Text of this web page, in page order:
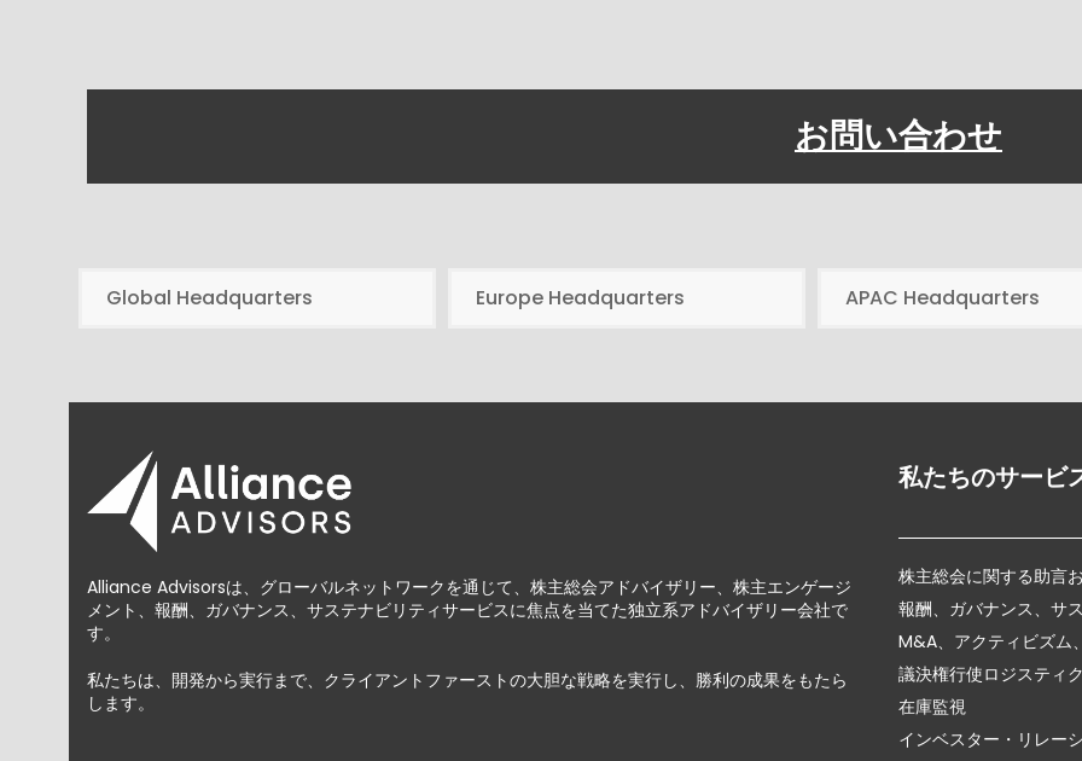
お問い合わせ
Global Headquarters Europe Headquarters APAC Headquarters
Alliance Advisorsは、グローバルネットワークを通じて、株主総会アドバイザリー、株主エンゲージ
メント、報酬、ガバナンス、サステナビリティサービスに焦点を当てた独立系アドバイザリー会社で
す。
私たちは、開発から実行まで、クライアントファーストの大胆な戦略を実行し、勝利の成果をもたら
します。
私たちのサービ
株主総会に関する助言
報酬、ガバナンス、サ
M&A、アクティビズム
議決権行使ロジスティ
在庫監視
インベスター・リレー